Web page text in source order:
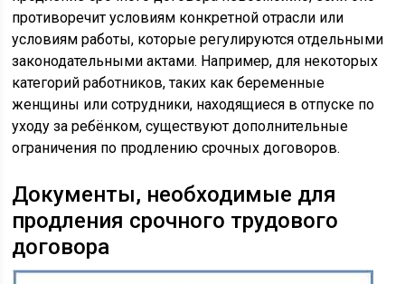
противоречит условиям конкретной отрасли или
условиям работы, которые регулируются отдельными
законодательными актами. Например, для некоторых
категорий работников, таких как беременные
женщины или сотрудники, находящиеся в отпуске по
уходу за ребёнком, существуют дополнительные
ограничения по продлению срочных договоров.
Документы, необходимые для
продления срочного трудового
договора